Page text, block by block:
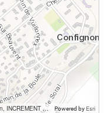
SITG - State of Geneva-CH, IGN, Esri, HERE, Garmin, INCREMENT P, USGS, METI/NASA Powered by Esri